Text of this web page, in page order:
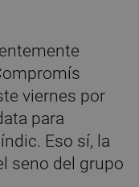
viernes por
para
Eso sí, la
seno del grupo